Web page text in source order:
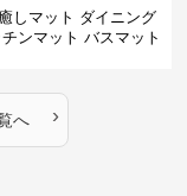
しマット ダイニング
ンマット バスマット
へ ›